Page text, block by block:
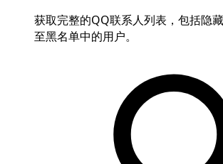
获取完整的QQ联系人列表，包括隐
至黑名单中的用户。